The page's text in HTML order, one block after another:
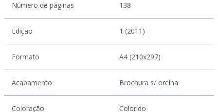
Número de páginas 138
Edição 1 (2011)
Formato A4 (210x297)
Acabamento Brochura s/ orelha
Coloração Colorido